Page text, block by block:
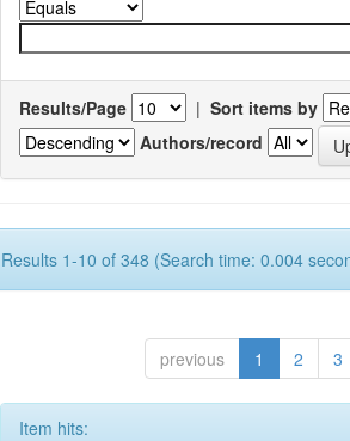
Results/Page | Sort items by
Authors/record
Results 1-10 of 348 (Search time: 0.004
previous 1 2 3
Item hits: